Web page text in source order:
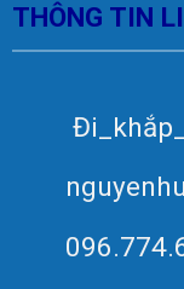
THÔNG TIN